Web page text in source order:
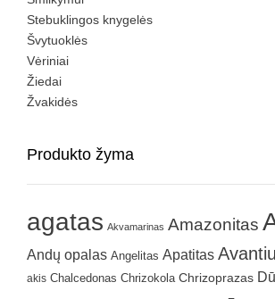
Stebuklingos knygelės
Švytuoklės
Vėriniai
Žiedai
Žvakidės
Produkto žyma
agatas Akvamarinas Amazonitas
Andų opalas Angelitas Apatitas
akis Chalcedonas Chrizokola Chrizoprazas